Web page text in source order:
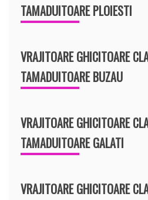
TAMADUITOARE PLOIESTI
VRAJITOARE GHICITOARE
TAMADUITOARE BUZAU
VRAJITOARE GHICITOARE
TAMADUITOARE GALATI
VRAJITOARE GHICITOARE